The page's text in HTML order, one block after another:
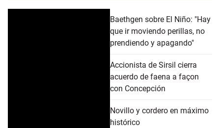
Baethgen sobre El Niño: "Hay
que ir moviendo perillas, no
prendiendo y apagando"
Accionista de Sirsil cierra
acuerdo de faena a façon
con Concepción
Novillo y cordero en máximo
histórico